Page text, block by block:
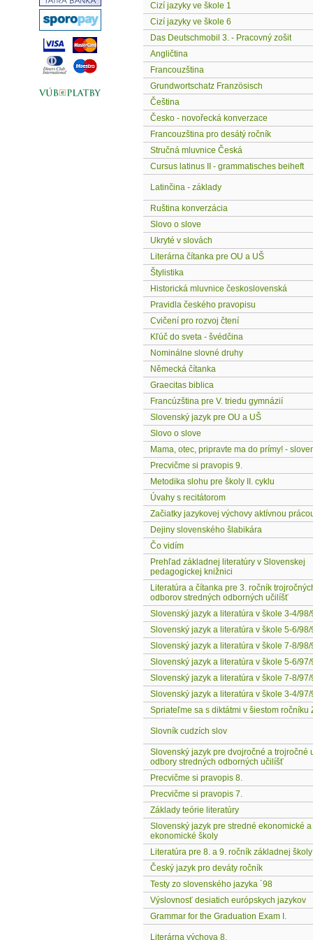
Cizí jazyky ve škole 1
Cizí jazyky ve škole 6
Das Deutschmobil 3. - Pracovný zošit
Angličtina
Francouzština
Grundwortschatz Französisch
Čeština
Česko - novořecká konverzace
Francouzština pro desátý ročník
Stručná mluvnice Česká
Cursus latinus II - grammatisches beiheft
Latinčina - základy
Ruština konverzácia
Slovo o slove
Ukryté v slovách
Literárna čítanka pre OU a UŠ
Štylistika
Historická mluvnice československá
Pravidla českého pravopisu
Cvičení pro rozvoj čtení
Kľúč do sveta - švédčina
Nominálne slovné druhy
Německá čítanka
Graecitas biblica
Francúzština pre V. triedu gymnázií
Slovenský jazyk pre OU a UŠ
Slovo o slove
Mama, otec, pripravte ma do prímy! -
Precvičme si pravopis 9.
Metodika slohu pre školy II. cyklu
Úvahy s recitátorom
Začiatky jazykovej výchovy aktívnou
Dejiny slovenského šlabikára
Čo vidím
Prehľad základnej literatúry v Slovenskej
pedagogickej knižnici
Literatúra a čítanka pre 3. ročník
odborov stredných odborných učilíšť
Slovenský jazyk a literatúra v škole 3-4/98/
Slovenský jazyk a literatúra v škole 5-6/98/
Slovenský jazyk a literatúra v škole 7-8/98/
Slovenský jazyk a literatúra v škole 5-6/97/
Slovenský jazyk a literatúra v škole 7-8/97/
Slovenský jazyk a literatúra v škole 3-4/97/
Spriateľme sa s diktátmi v šiestom ročníku
Slovník cudzích slov
Slovenský jazyk pre dvojročné a trojročné
odbory stredných odborných učilíšť
Precvičme si pravopis 8.
Precvičme si pravopis 7.
Základy teórie literatúry
Slovenský jazyk pre stredné ekonomické a
ekonomické školy
Literatúra pre 8. a 9. ročník základnej školy
Český jazyk pro deváty ročník
Testy zo slovenského jazyka ´98
Výslovnosť desiatich európskych jazykov
Grammar for the Graduation Exam I.
Literárna výchova 8.